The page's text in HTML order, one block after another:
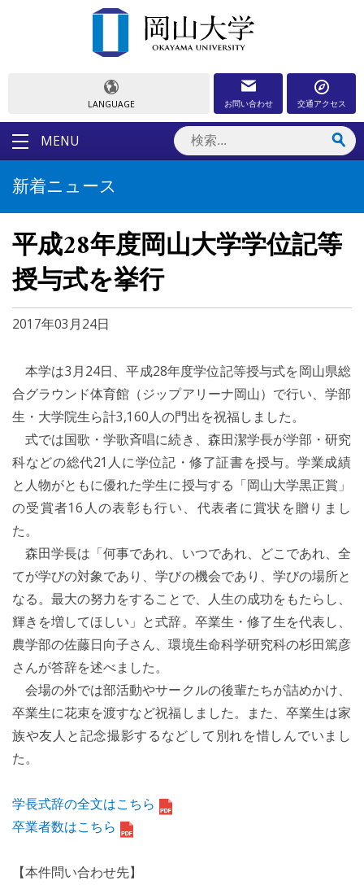
LANGUAGE お問い合わせ 交通アクセス
MENU
新着ニュース
平成28年度岡山大学学位記等
授与式を挙行
2017年03月24日
本学は3月24日、平成28年度学位記等授与式を岡山県総
合グラウンド体育館（ジップアリーナ岡山）で行い、学部
生・大学院生ら計3,160人の門出を祝福しました。
式では国歌・学歌斉唱に続き、森田潔学長が学部・研究
科などの総代21人に学位記・修了証書を授与。学業成績
と人物がともに優れた学生に授与する「岡山大学黒正賞」
の受賞者16人の表彰も行い、代表者に賞状を贈りまし
た。
森田学長は「何事であれ、いつであれ、どこであれ、全
てが学びの対象であり、学びの機会であり、学びの場所と
なる。最大の努力をすることで、人生の成功をもたらし、
輝きを増してほしい」と式辞。卒業生・修了生を代表し、
農学部の佐藤日向子さん、環境生命科学研究科の杉田篤彦
さんが答辞を述べました。
会場の外では部活動やサークルの後輩たちが詰めかけ、
卒業生に花束を渡すなど祝福しました。また、卒業生は家
族や友人と記念撮影するなどして別れを惜しんでいまし
た。
学長式辞の全文はこちら
卒業者数はこちら
【本件問い合わせ先】